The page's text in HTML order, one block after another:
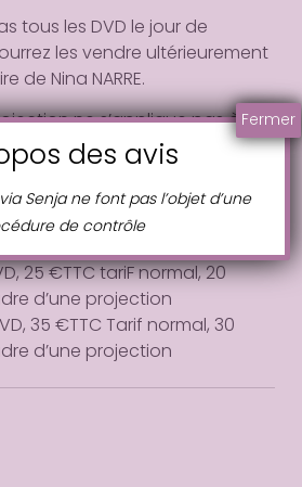
tous les DVD le jour de
les vendre ultérieurement
de Nina NARRE.
ne s’applique pas à la
professionnel.
du cadre d’une
tarif est le même que sur la
25 €TTC tariF normal, 20
d’une projection
35 €TTC Tarif normal, 30
d’une projection
des avis
Senja ne font pas l’objet d’une
de contrôle
Fermer